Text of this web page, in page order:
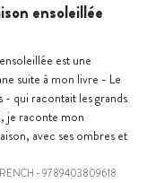
ensoleillée
est une
suite à mon livre - Le
- qui racontait les grands
je raconte mon
avec ses ombres et
- 9789403809618